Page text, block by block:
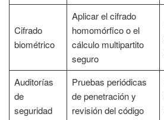
Cifrado
biométrico
Aplicar el cifrado
homomórfico o el
cálculo multipartito
seguro
Auditorías
de
seguridad
Pruebas periódicas
de penetración y
revisión del código